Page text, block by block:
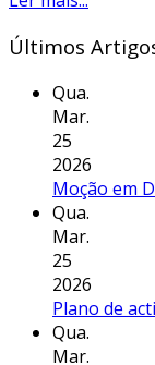
Últimos
Qua.
Mar.
25
2026
Moção em
Qua.
Mar.
25
2026
Plano de
Qua.
Mar.